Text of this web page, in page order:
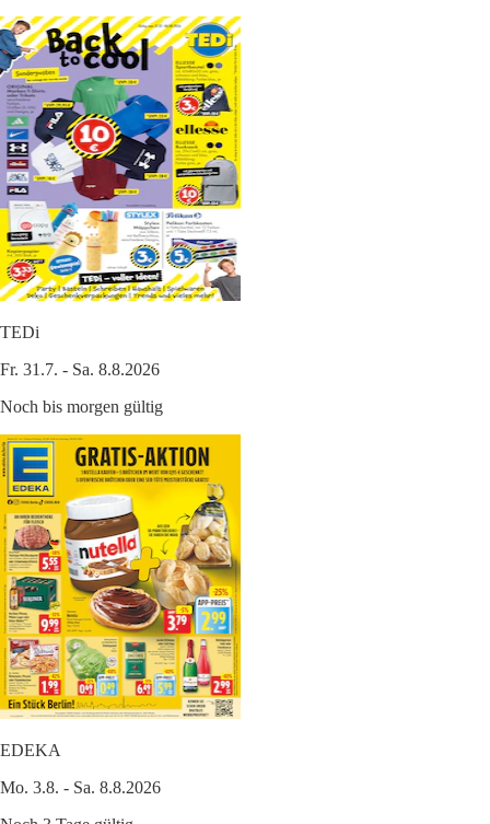
TEDi
Fr. 31.7. - Sa. 8.8.2026
Noch bis morgen gültig
EDEKA
Mo. 3.8. - Sa. 8.8.2026